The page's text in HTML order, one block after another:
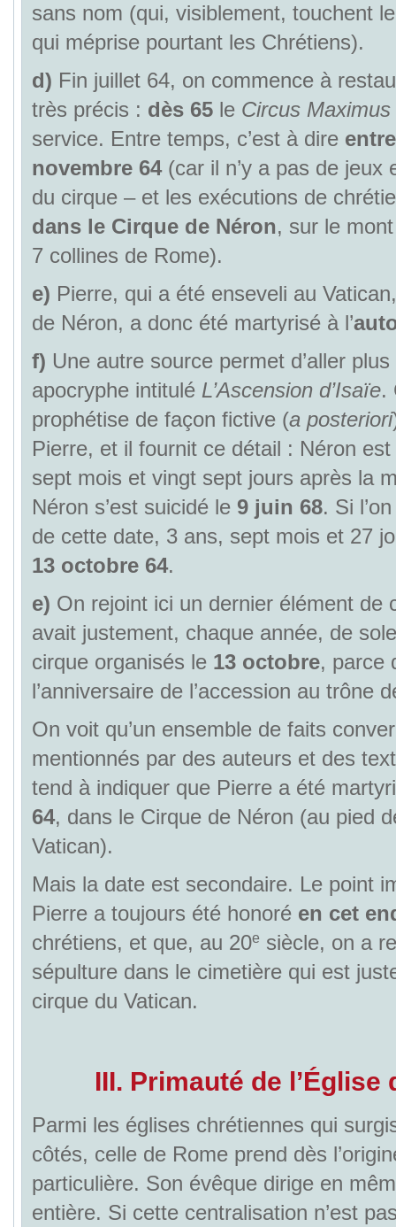
sans nom (qui, visiblement, touchent
qui méprise pourtant les Chrétiens).
d) Fin juillet 64, on commence à
très précis : dès 65le Circus Maximus
service. Entre temps, c’est à dire
novembre 64(car il n’y a pas de jeux
du cirque – et les exécutions de
dans le Cirque de Néron, sur le
7 collines de Rome).
e) Pierre, qui a été enseveli au
de Néron, a donc été martyrisé à l’
f) Une autre source permet d’aller
apocryphe intitulé L’Ascension d’Isaïe.
prophétise de façon fictive (a posteriori
Pierre, et il fournit ce détail : Néron
sept mois et vingt sept jours après la
Néron s’est suicidé le 9 juin 68. Si
de cette date, 3 ans, sept mois et 27
13 octobre 64.
e) On rejoint ici un dernier élément de
avait justement, chaque année, de
cirque organisés le 13 octobre, parce
l’anniversaire de l’accession au trône
On voit qu’un ensemble de faits
mentionnés par des auteurs et des
tend à indiquer que Pierre a été
64, dans le Cirque de Néron (au pied
Vatican).
Mais la date est secondaire. Le point
Pierre a toujours été honoré en cet
chrétiens, et que, au 20e siècle, on a
sépulture dans le cimetière qui est
cirque du Vatican.
III. Primauté de l’Église
Parmi les églises chrétiennes qui
côtés, celle de Rome prend dès
particulière. Son évêque dirige en
entière. Si cette centralisation n’est